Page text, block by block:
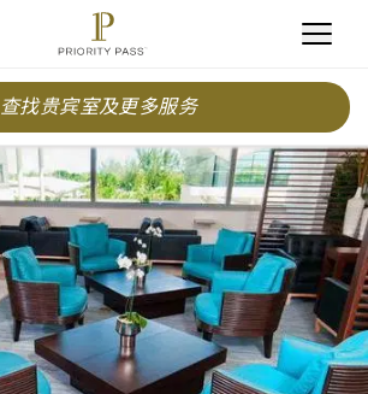
查找贵宾室及更多服务